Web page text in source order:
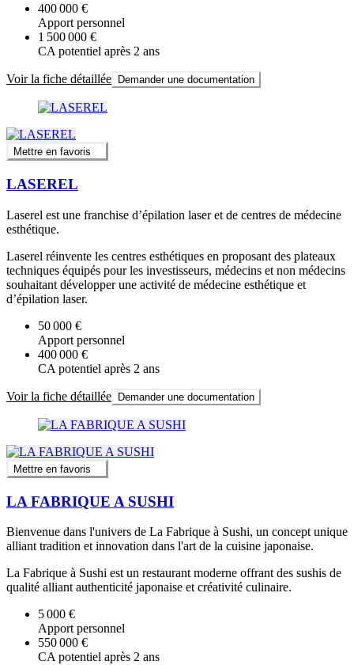
400 000 €
Apport personnel
1 500 000 €
CA potentiel après 2 ans
Voir la fiche détaillée Demander une documentation
Mettre en favoris
LASEREL
Laserel est une franchise d’épilation laser et de centres de médecine
esthétique.
Laserel réinvente les centres esthétiques en proposant des plateaux
techniques équipés pour les investisseurs, médecins et non médecins
souhaitant développer une activité de médecine esthétique et
d’épilation laser.
50 000 €
Apport personnel
400 000 €
CA potentiel après 2 ans
Voir la fiche détaillée Demander une documentation
Mettre en favoris
LA FABRIQUE A SUSHI
Bienvenue dans l'univers de La Fabrique à Sushi, un concept unique
alliant tradition et innovation dans l'art de la cuisine japonaise.
La Fabrique à Sushi est un restaurant moderne offrant des sushis de
qualité alliant authenticité japonaise et créativité culinaire.
5 000 €
Apport personnel
550 000 €
CA potentiel après 2 ans